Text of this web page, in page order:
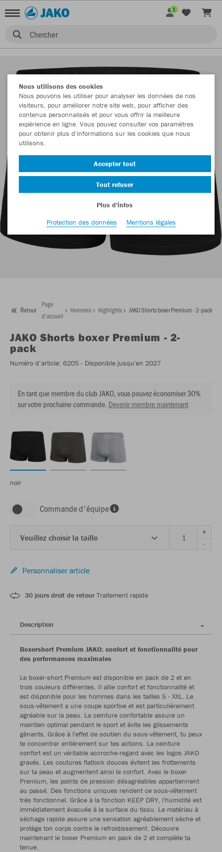
Chercher
1
Retour
Page
d'accueil
Hommes Highlights JAKO Shorts boxer Premium - 2-pack
JAKO Shorts boxer Premium - 2-
pack
Numéro d’article: 6205 - Disponible jusqu'en 2027
En tant que membre du club JAKO, vous pouvez économiser 30%
sur votre prochaine commande. Devenir membre maintenant
noir
Commande d'équipe
Veuillez choisir la taille
+
-
Personnaliser article
30 jours droit de retour Traitement rapide
Description
Boxershort Premium JAKO: confort et fonctionnalité pour
des performances maximales
Le boxer-short Premium est disponible en pack de 2 et en
trois couleurs différentes. Il allie confort et fonctionnalité et
est disponible pour les hommes dans les tailles S - XXL. Le
sous-vêtement a une coupe sportive et est particulièrement
agréable sur la peau. La ceinture confortable assure un
maintien optimal pendant le sport et évite les glissements
gênants. Grâce à l'effet de soutien du sous-vêtement, tu peux
te concentrer entièrement sur tes actions. La ceinture
confort est un véritable accroche-regard avec les logos JAKO
gravés. Les coutures flatlock douces évitent les frottements
sur ta peau et augmentent ainsi le confort. Avec le boxer
Premium, les points de pression désagréables appartiennent
au passé. Des fonctions uniques rendent ce sous-vêtement
très fonctionnel. Grâce à la fonction KEEP DRY, l'humidité est
immédiatement évacuée à la surface du tissu. Le matériau à
séchage rapide assure une sensation agréablement sèche et
protège ton corps contre le refroidissement. Découvre
maintenant le boxer Premium en pack de 2 et complète ta
tenue.
Nous utilisons des cookies
Nous pouvons les utiliser pour analyser les données de nos
visiteurs, pour améliorer notre site web, pour afficher des
contenus personnalisés et pour vous offrir la meilleure
expérience en ligne. Vous pouvez consulter vos paramètres
pour obtenir plus d'informations sur les cookies que nous
utilisons.
Accepter tout
Tout refuser
Plus d'infos
Protection des données
Mentions légales